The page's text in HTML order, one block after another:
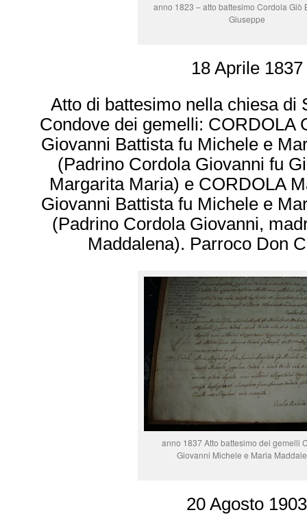
anno 1823 – atto battesimo Cordola Giò
Giuseppe
18 Aprile 1837
Atto di battesimo nella chiesa di
Condove dei gemelli: CORDOLA
Giovanni Battista fu Michele e
(Padrino Cordola Giovanni fu
Margarita Maria) e CORDOLA
Giovanni Battista fu Michele e
(Padrino Cordola Giovanni,
Maddalena). Parroco Don
anno 1837 Atto battesimo dei gemelli
Giovanni Michele e Maria
20 Agosto 1903